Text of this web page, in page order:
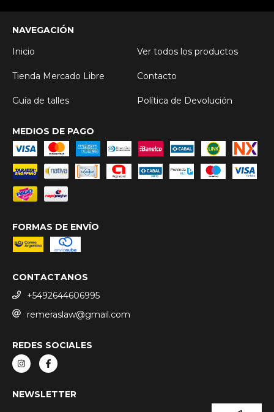
NAVEGACIÓN
Inicio
Ver todos los productos
Tienda Mercado Libre Contacto
Guía de talles Política de Devolución
MEDIOS DE PAGO
FORMAS DE ENVÍO
CONTACTANOS
+5492644606995
remeraslaw@gmail.com
REDES SOCIALES
NEWSLETTER